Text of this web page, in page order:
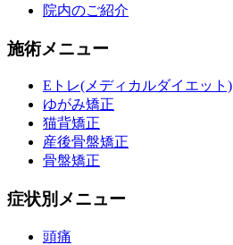
院内のご紹介
施術メニュー
Eトレ(メディカルダイエット)
ゆがみ矯正
猫背矯正
産後骨盤矯正
骨盤矯正
症状別メニュー
頭痛